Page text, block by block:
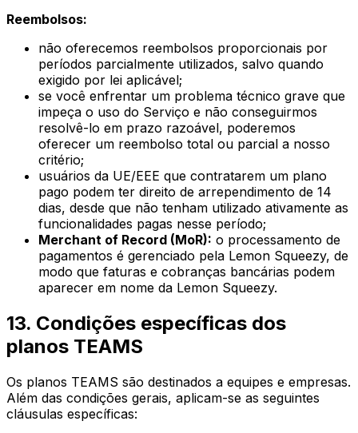
Reembolsos:
não oferecemos reembolsos proporcionais por
períodos parcialmente utilizados, salvo quando
exigido por lei aplicável;
se você enfrentar um problema técnico grave que
impeça o uso do Serviço e não conseguirmos
resolvê-lo em prazo razoável, poderemos
oferecer um reembolso total ou parcial a nosso
critério;
usuários da UE/EEE que contratarem um plano
pago podem ter direito de arrependimento de 14
dias, desde que não tenham utilizado ativamente as
funcionalidades pagas nesse período;
Merchant of Record (MoR): o processamento de
pagamentos é gerenciado pela Lemon Squeezy, de
modo que faturas e cobranças bancárias podem
aparecer em nome da Lemon Squeezy.
13. Condições específicas dos
planos TEAMS
Os planos TEAMS são destinados a equipes e empresas.
Além das condições gerais, aplicam-se as seguintes
cláusulas específicas: